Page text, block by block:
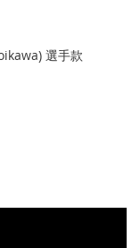
選手款